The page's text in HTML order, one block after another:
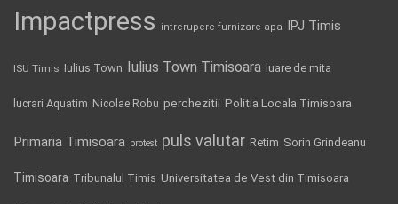
Impactpress intrerupere furnizare apa IPJ Timis
ISU Timis Iulius Town Iulius Town Timisoara luare de mita
lucrari Aquatim Nicolae Robu perchezitii Politia Locala Timisoara
Primaria Timisoara protest puls valutar Retim Sorin Grindeanu
Timisoara Tribunalul Timis Universitatea de Vest din Timisoara